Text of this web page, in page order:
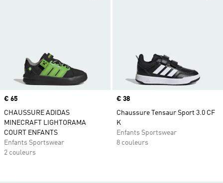
Prix
€ 65
CHAUSSURE ADIDAS
MINECRAFT LIGHTORAMA
COURT ENFANTS
Enfants Sportswear
2 couleurs
Prix
€ 38
Chaussure Tensaur Sport 3.0 CF
K
Enfants Sportswear
8 couleurs